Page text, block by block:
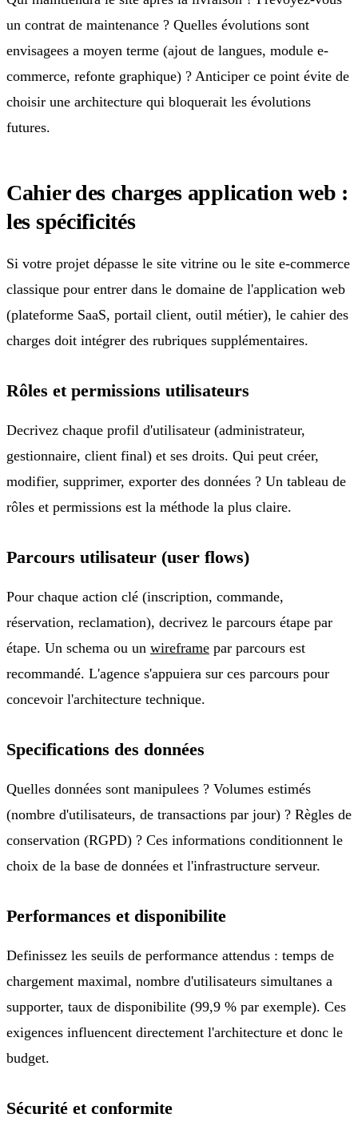
un contrat de maintenance ? Quelles évolutions sont
envisagees a moyen terme (ajout de langues, module e-
commerce, refonte graphique) ? Anticiper ce point évite de
choisir une architecture qui bloquerait les évolutions
futures.
Cahier des charges application web :
les spécificités
Si votre projet dépasse le site vitrine ou le site e-commerce
classique pour entrer dans le domaine de l'application web
(plateforme SaaS, portail client, outil métier), le cahier des
charges doit intégrer des rubriques supplémentaires.
Rôles et permissions utilisateurs
Decrivez chaque profil d'utilisateur (administrateur,
gestionnaire, client final) et ses droits. Qui peut créer,
modifier, supprimer, exporter des données ? Un tableau de
rôles et permissions est la méthode la plus claire.
Parcours utilisateur (user flows)
Pour chaque action clé (inscription, commande,
réservation, reclamation), decrivez le parcours étape par
étape. Un schema ou un wireframe par parcours est
recommandé. L'agence s'appuiera sur ces parcours pour
concevoir l'architecture technique.
Specifications des données
Quelles données sont manipulees ? Volumes estimés
(nombre d'utilisateurs, de transactions par jour) ? Règles de
conservation (RGPD) ? Ces informations conditionnent le
choix de la base de données et l'infrastructure serveur.
Performances et disponibilite
Definissez les seuils de performance attendus : temps de
chargement maximal, nombre d'utilisateurs simultanes a
supporter, taux de disponibilite (99,9 % par exemple). Ces
exigences influencent directement l'architecture et donc le
budget.
Sécurité et conformite